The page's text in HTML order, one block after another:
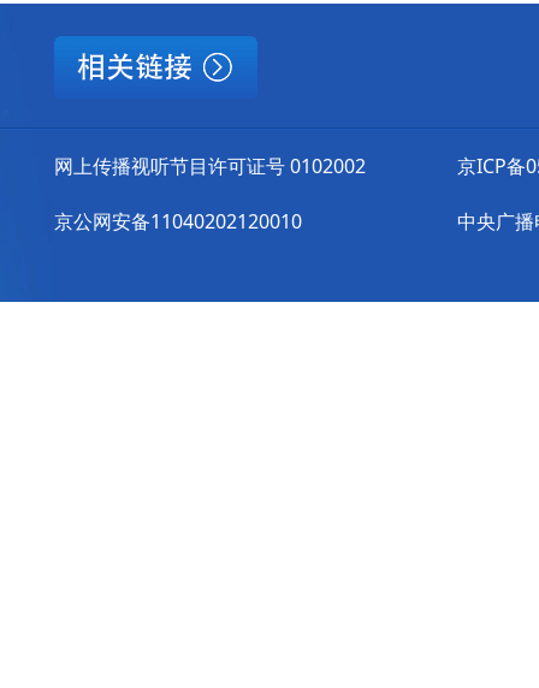
网上传播视听节目许可证号 0102002
京公网安备11040202120010
京ICP备
中央广